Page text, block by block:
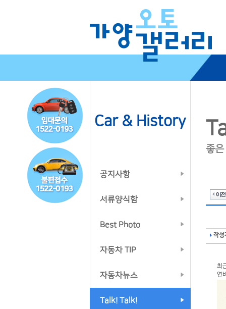
Car & History
공지사항
서류양식함
Best Photo
자동차 TIP
자동차뉴스
Talk! Talk!
좋
작성
최
연